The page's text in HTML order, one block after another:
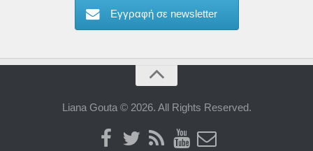
Εγγραφή σε newsletter
Liana Gouta © 2026. All Rights Reserved.